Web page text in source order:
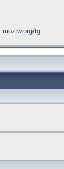
moztw.org/tg